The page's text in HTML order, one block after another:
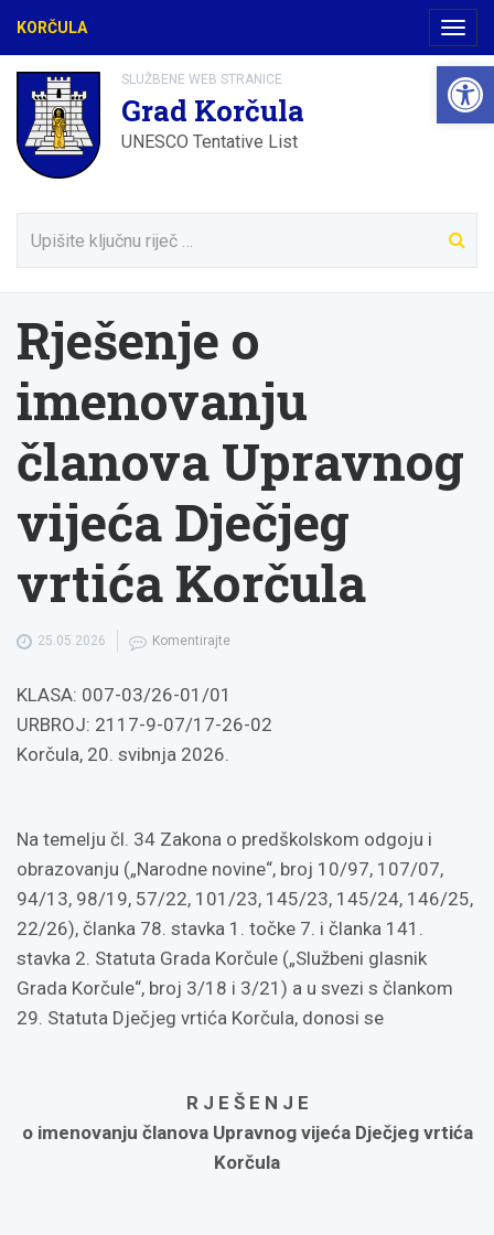
KORČULA
SLUŽBENE WEB STRANICE
Grad Korčula
UNESCO Tentative List
Rješenje o
imenovanju
članova Upravnog
vijeća Dječjeg
vrtića Korčula
25.05.2026 Komentirajte
KLASA: 007-03/26-01/01
URBROJ: 2117-9-07/17-26-02
Korčula, 20. svibnja 2026.
Na temelju čl. 34 Zakona o predškolskom odgoju i
obrazovanju („Narodne novine“, broj 10/97, 107/07,
94/13, 98/19, 57/22, 101/23, 145/23, 145/24, 146/25,
22/26), članka 78. stavka 1. točke 7. i članka 141.
stavka 2. Statuta Grada Korčule („Službeni glasnik
Grada Korčule“, broj 3/18 i 3/21) a u svezi s člankom
29. Statuta Dječjeg vrtića Korčula, donosi se
R J E Š E N J E
o imenovanju članova Upravnog vijeća Dječjeg vrtića
Korčula